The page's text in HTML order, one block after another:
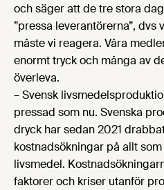
och säger att de tre stora
”pressa leverantörerna”,
måste vi reagera. Våra
enormt tryck och många av
överleva.
– Svensk
pressad som nu. Svenska
dryck har sedan 2021
kostnadsökningar på allt
livsmedel.
faktorer och kriser utanför